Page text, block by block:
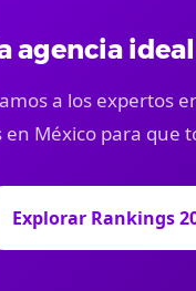
agencia
a los expertos
en México para que
Explorar Rankings